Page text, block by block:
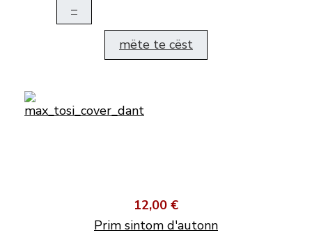
–
mëte te cëst
12,00 €
Prim sintom d'autonn